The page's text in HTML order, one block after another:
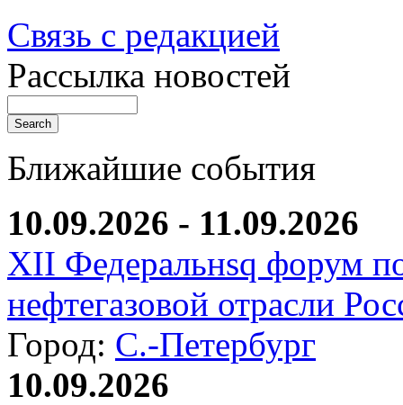
Связь с редакцией
Рассылка новостей
Ближайшие события
10.09.2026 - 11.09.2026
XII Федеральнsq форум
нефтегазовой отрасли
Город: С.-Петербург
10.09.2026